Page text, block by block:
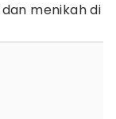
menikah di